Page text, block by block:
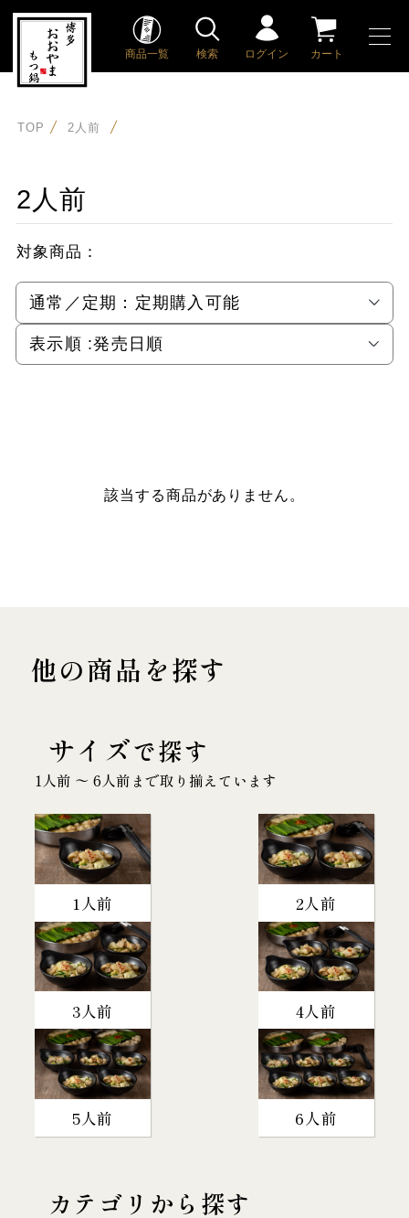
商品一覧 検索 ログイン カート
TOP 2人前
2人前
対象商品：
通常／定期： 定期購入可能
表示順 :発売日順
該当する商品がありません。
他の商品を探す
サイズで探す
1人前 〜 6人前まで取り揃えています
1人前 2人前
3人前 4人前
5人前 6人前
カテゴリから探す